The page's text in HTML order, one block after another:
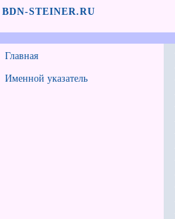
BDN-STEINER.RU
Главная
Именной указатель